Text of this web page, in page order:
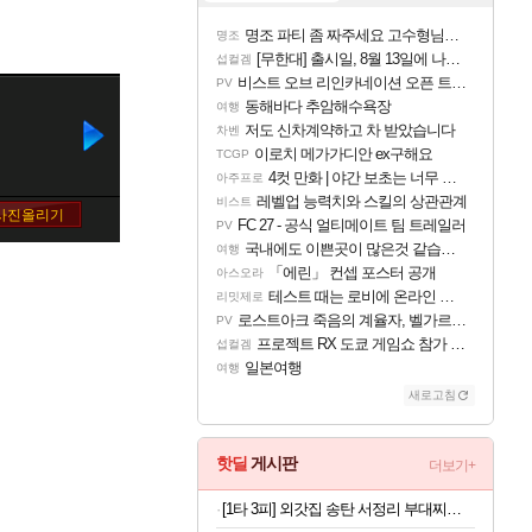
명조 명조 파티 좀 짜주세요 고수형님들…
섭컬겜 [무한대] 출시일, 8월 13일에 나오나
PV 비스트 오브 리인카네이션 오픈 트레일러
여행 동해바다 추암해수욕장
차벤 저도 신차계약하고 차 받았습니다
TCGP 이로치 메가가디안 ex구해요
아주프로 4컷 만화 | 야간 보초는 너무 힘들어
비스트 레벨업 능력치와 스킬의 상관관계
PV FC 27 - 공식 얼티메이트 팀 트레일러
여행 국내에도 이쁜곳이 많은것 같습니다
아스오라 「에린」 컨셉 포스터 공개
리밋제로 테스트 때는 로비에 온라인 기능이 있는데
PV 로스트아크 죽음의 계율자, 벨가르딘 티저
섭컬겜 프로젝트 RX 도쿄 게임쇼 참가 결정
여행 일본여행
새로고침
핫딜 게시판 더보기+